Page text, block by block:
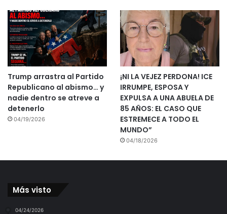
Trump arrastra al Partido
Republicano al abismo… y
nadie dentro se atreve a
detenerlo
04/19/2026
¡NI LA VEJEZ PERDONA! ICE
IRRUMPE, ESPOSA Y
EXPULSA A UNA ABUELA DE
85 AÑOS: EL CASO QUE
ESTREMECE A TODO EL
MUNDO”
04/18/2026
Más visto
04/24/2026